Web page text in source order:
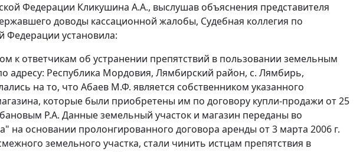
Федерации Кликушина А.А., выслушав объяснения представителя
доводы кассационной жалобы, Судебная коллегия по
Федерации установила:
к ответчикам об устранении препятствий в пользовании земельным
адресу: Республика Мордовия, Лямбирский район, с. Лямбирь,
на то, что Абаев М.Ф. является собственником указанного
которые были приобретены им по договору купли-продажи от 25
Р.А. Данные земельный участок и магазин переданы во
основании пролонгированного договора аренды от 3 марта 2006 г.
земельного участка, стали чинить истцам препятствия в